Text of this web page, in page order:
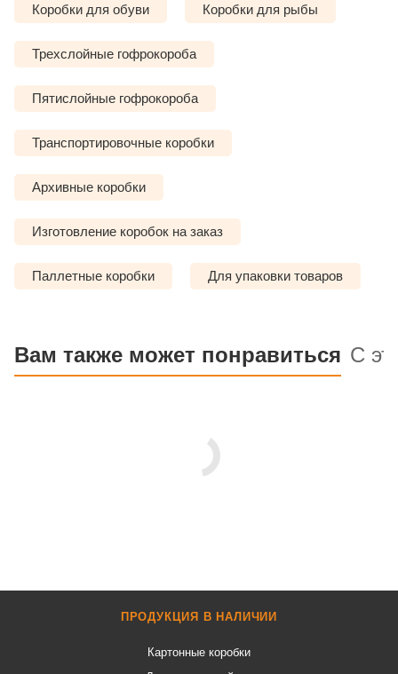
Коробки для обуви Коробки для рыбы
Трехслойные гофрокороба
Пятислойные гофрокороба
Транспортировочные коробки
Архивные коробки
Изготовление коробок на заказ
Паллетные коробки Для упаковки товаров
Вам также может понравиться С
ПРОДУКЦИЯ В НАЛИЧИИ
Картонные коробки